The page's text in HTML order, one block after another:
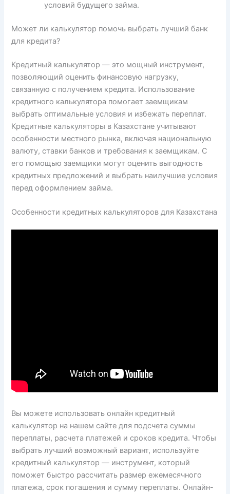
условий будущего займа.
Может ли калькулятор помочь выбрать лучший банк
для кредита?
Кредитный калькулятор — это мощный инструмент,
позволяющий оценить финансовую нагрузку,
связанную с получением кредита. Использование
кредитного калькулятора помогает заемщикам
выбрать оптимальные условия и избежать переплат.
Кредитные калькуляторы в Казахстане учитывают
особенности местного рынка, включая национальную
валюту, ставки банков и требования к заемщикам. С
его помощью заемщики могут оценить выгодность
кредитных предложений и выбрать наилучшие условия
перед оформлением займа.
Особенности кредитных калькуляторов для Казахстана
Вы можете использовать онлайн кредитный
калькулятор на нашем сайте для подсчета суммы
переплаты, расчета платежей и сроков кредита. Чтобы
выбрать лучший возможный вариант, используйте
кредитный калькулятор — инструмент, который
поможет быстро рассчитать размер ежемесячного
платежа, срок погашения и сумму переплаты. Онлайн-